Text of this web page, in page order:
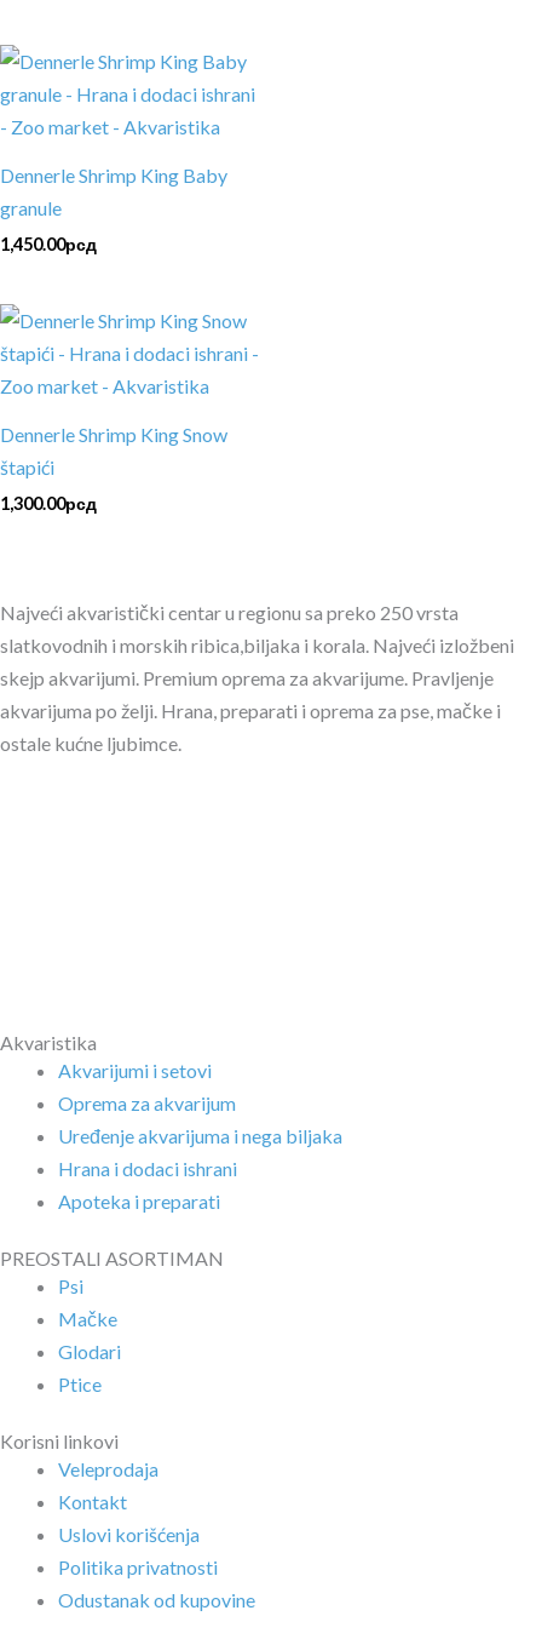
Dennerle Shrimp King Baby
granule
1,450.00рсд
Dennerle Shrimp King Snow
štapići
1,300.00рсд
Najveći akvaristički centar u regionu sa preko 250 vrsta
slatkovodnih i morskih ribica,biljaka i korala. Najveći izložbeni
skejp akvarijumi. Premium oprema za akvarijume. Pravljenje
akvarijuma po želji. Hrana, preparati i oprema za pse, mačke i
ostale kućne ljubimce.
Akvaristika
Akvarijumi i setovi
Oprema za akvarijum
Uređenje akvarijuma i nega biljaka
Hrana i dodaci ishrani
Apoteka i preparati
PREOSTALI ASORTIMAN
Psi
Mačke
Glodari
Ptice
Korisni linkovi
Veleprodaja
Kontakt
Uslovi korišćenja
Politika privatnosti
Odustanak od kupovine